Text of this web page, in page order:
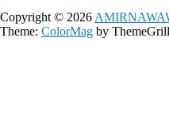
Copyright © 2026
Theme: ColorMag by